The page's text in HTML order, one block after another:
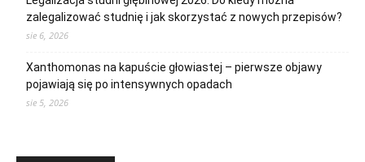
zalegalizować studnię i jak skorzystać z nowych przepisów?
sie 6, 2026
Xanthomonas na kapuście głowiastej – pierwsze objawy
pojawiają się po intensywnych opadach
sie 5, 2026